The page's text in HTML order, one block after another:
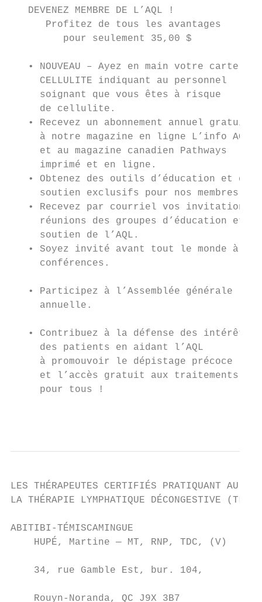
DEVENEZ MEMBRE DE L’AQL !
Profitez de tous les avantages
pour seulement 35,00 $
   • NOUVEAU – Ayez en main votre carte
CELLULITE indiquant au personnel
soignant que vous êtes à risque
de cellulite.
• Recevez un abonnement annuel gratuit
à notre magazine en ligne L’info AQL
et au magazine canadien Pathways
imprimé et en ligne.
• Obtenez des outils d’éducation et de
soutien exclusifs pour nos membres.
• Recevez par courriel vos invitations
réunions des groupes d’éducation et
soutien de l’AQL.
• Soyez invité avant tout le monde à
     conférences.
• Participez à l’Assemblée générale
     annuelle.
   • Contribuez à la défense des intérêts
des patients en aidant l’AQL
à promouvoir le dépistage précoce
et l’accès gratuit aux traitements
pour tous !
LES THÉRAPEUTES CERTIFIÉS PRATIQUANT AU
LA THÉRAPIE LYMPHATIQUE DÉCONGESTIVE (TLD)
ABITIBI-TÉMISCAMINGUE
HUPÉ, Martine — MT, RNP, TDC, (V)
    34, rue Gamble Est, bur. 104,
Rouyn-Noranda, QC J9X 3B7